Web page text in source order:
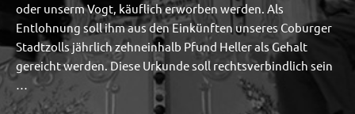
oder unserm Vogt, käuflich erworben werden. Als
Entlohnung soll ihm aus den Einkünften unseres Coburger
Stadtzolls jährlich zehneinhalb Pfund Heller als Gehalt
gereicht werden. Diese Urkunde soll rechtsverbindlich sein
…